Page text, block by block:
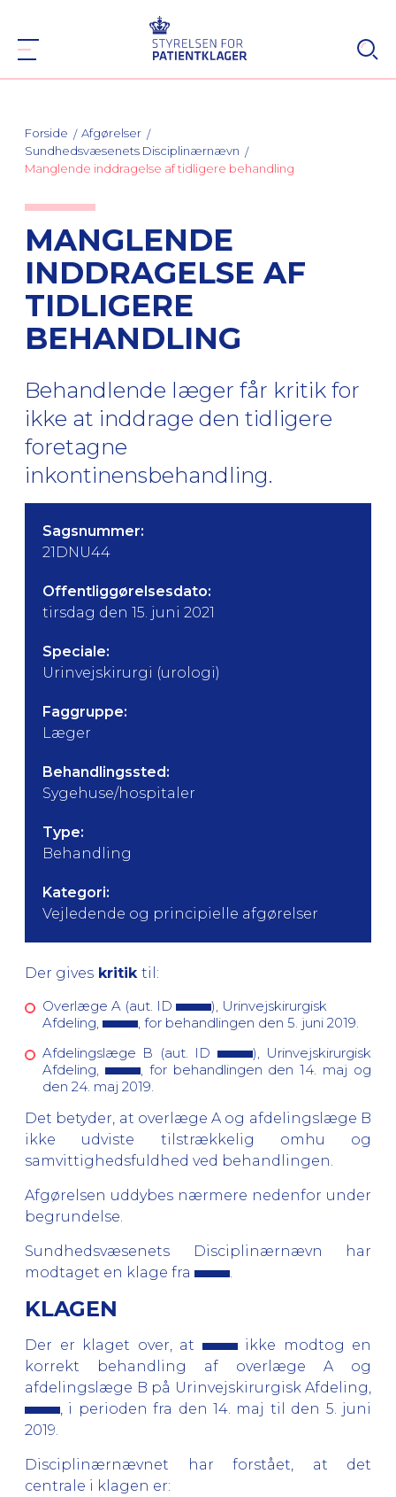
Forside
Afgørelser
Sundhedsvæsenets Disciplinærnævn
Manglende inddragelse af tidligere behandling
MANGLENDE
INDDRAGELSE AF
TIDLIGERE
BEHANDLING
Behandlende læger får kritik for
ikke at inddrage den tidligere
foretagne
inkontinensbehandling.
Sagsnummer:
21DNU44
Offentliggørelsesdato:
tirsdag den 15. juni 2021
Speciale:
Urinvejskirurgi (urologi)
Faggruppe:
Læger
Behandlingssted:
Sygehuse/hospitaler
Type:
Behandling
Kategori:
Vejledende og principielle afgørelser
Der gives kritik til:
Overlæge A (aut. ID
), Urinvejskirurgisk
Afdeling,
, for behandlingen den 5. juni 2019.
Afdelingslæge B (aut. ID
), Urinvejskirurgisk
Afdeling,
, for behandlingen den 14. maj og
den 24. maj 2019.
Det betyder, at overlæge A og afdelingslæge B
ikke udviste tilstrækkelig omhu og
samvittighedsfuldhed ved behandlingen.
Afgørelsen uddybes nærmere nedenfor under
begrundelse.
Sundhedsvæsenets Disciplinærnævn har
modtaget en klage fra
KLAGEN
Der er klaget over, at
ikke modtog en
korrekt behandling af overlæge A og
afdelingslæge B på Urinvejskirurgisk Afdeling,
, i perioden fra den 14. maj til den 5. juni
2019.
Disciplinærnævnet har forstået, at det
centrale i klagen er: